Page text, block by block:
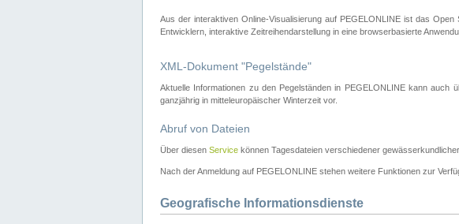
Aus der interaktiven Online-Visualisierung auf PEGELONLINE ist das Open
Entwicklern, interaktive Zeitreihendarstellung in eine browserbasierte
XML-Dokument "Pegelstände"
Aktuelle Informationen zu den Pegelständen in PEGELONLINE kann auch
ganzjährig in mitteleuropäischer Winterzeit vor.
Abruf von Dateien
Über diesen Service können Tagesdateien verschiedener
Nach der Anmeldung auf PEGELONLINE stehen weitere Funktionen zur
Geografische Informationsdienste